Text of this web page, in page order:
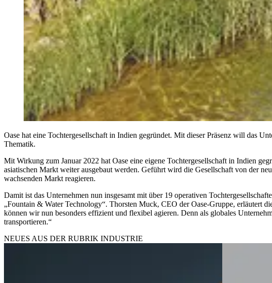
Oase hat eine Tochtergesellschaft in Indien gegründet. Mit dieser Präsenz will das
Thematik.
Mit Wirkung zum Januar 2022 hat Oase eine eigene Tochtergesellschaft in Indien
asiatischen Markt weiter ausgebaut werden. Geführt wird die Gesellschaft von der
wachsenden Markt reagieren.
Damit ist das Unternehmen nun insgesamt mit über 19 operativen
„Fountain & Water Technology“. Thorsten Muck, CEO der Oase-Gruppe, erläutert
können wir nun besonders effizient und flexibel agieren. Denn als globales
transportieren.“
NEUES AUS DER RUBRIK INDUSTRIE